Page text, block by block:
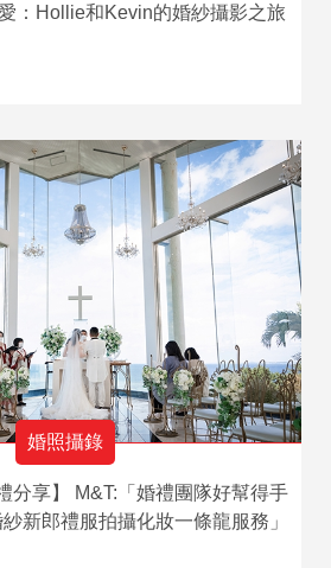
：Hollie和Kevin的婚紗攝影之旅
婚照攝錄
分享】 M&T:「婚禮團隊好幫得手
新郎禮服拍攝化妝一條龍服務」